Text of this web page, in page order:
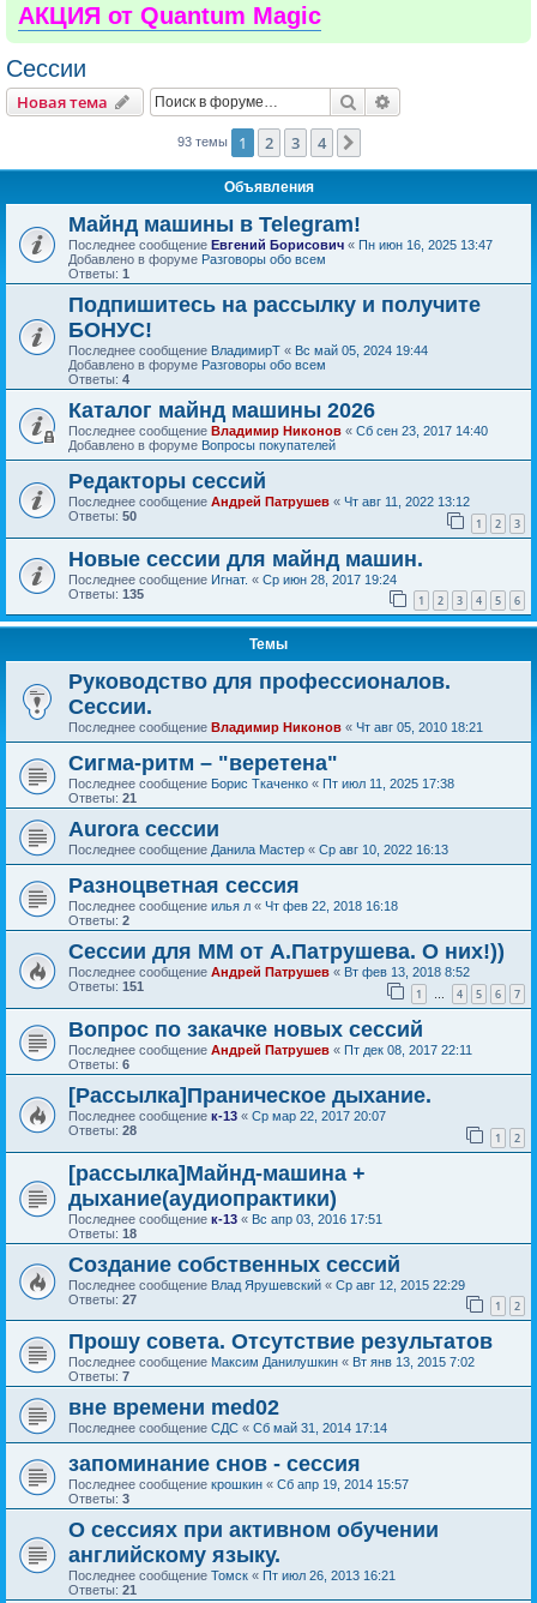
АКЦИЯ от Quantum Magic
Сессии
Новая тема Поиск
93 темы 1 2 3 4
Объявления
Майнд машины в Telegram!
Последнее сообщение Евгений Борисович « Пн июн 16, 2025 13:47
Добавлено в форуме Разговоры обо всем
Ответы: 1
Подпишитесь на рассылку и получите
БОНУС!
Последнее сообщение ВладимирТ « Вс май 05, 2024 19:44
Добавлено в форуме Разговоры обо всем
Ответы: 4
Каталог майнд машины 2026
Последнее сообщение Владимир Никонов « Сб сен 23, 2017 14:40
Добавлено в форуме Вопросы покупателей
Редакторы сессий
Последнее сообщение Андрей Патрушев « Чт авг 11, 2022 13:12
Ответы: 50 1 2 3
Новые сессии для майнд машин.
Последнее сообщение Игнат. « Ср июн 28, 2017 19:24
Ответы: 135 1 2 3 4 5 6
Темы
Руководство для профессионалов.
Сессии.
Последнее сообщение Владимир Никонов « Чт авг 05, 2010 18:21
Сигма-ритм – "веретена"
Последнее сообщение Борис Ткаченко « Пт июл 11, 2025 17:38
Ответы: 21
Aurora сессии
Последнее сообщение Данила Мастер « Ср авг 10, 2022 16:13
Разноцветная сессия
Последнее сообщение илья л « Чт фев 22, 2018 16:18
Ответы: 2
Сессии для ММ от А.Патрушева. О них!))
Последнее сообщение Андрей Патрушев « Вт фев 13, 2018 8:52
Ответы: 151 1 … 4 5 6 7
Вопрос по закачке новых сессий
Последнее сообщение Андрей Патрушев « Пт дек 08, 2017 22:11
Ответы: 6
[Рассылка]Праническое дыхание.
Последнее сообщение к-13 « Ср мар 22, 2017 20:07
Ответы: 28 1 2
[рассылка]Майнд-машина +
дыхание(аудиопрактики)
Последнее сообщение к-13 « Вс апр 03, 2016 17:51
Ответы: 18
Создание собственных сессий
Последнее сообщение Влад Ярушевский « Ср авг 12, 2015 22:29
Ответы: 27 1 2
Прошу совета. Отсутствие результатов
Последнее сообщение Максим Данилушкин « Вт янв 13, 2015 7:02
Ответы: 7
вне времени med02
Последнее сообщение СДС « Сб май 31, 2014 17:14
запоминание снов - сессия
Последнее сообщение крошкин « Сб апр 19, 2014 15:57
Ответы: 3
О сессиях при активном обучении
английскому языку.
Последнее сообщение Томск « Пт июл 26, 2013 16:21
Ответы: 21